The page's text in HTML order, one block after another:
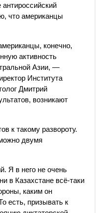
что американцы
конечно,
активность
Азии, —
Института
Дмитрий
возникают
к такому развороту.
двумя
Я в него не очень
в Казахстане всё-таки
каким он
есть, призывать к